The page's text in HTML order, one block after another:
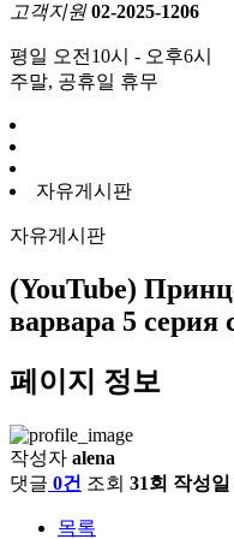
고객지원 02-2025-1206
평일 오전10시 - 오후6시
주말, 공휴일 휴무
자유게시판
자유게시판
(YouTube)
варвара 5
페이지 정보
작성자 alena
댓글 0건 조회 31회 작성일
목록